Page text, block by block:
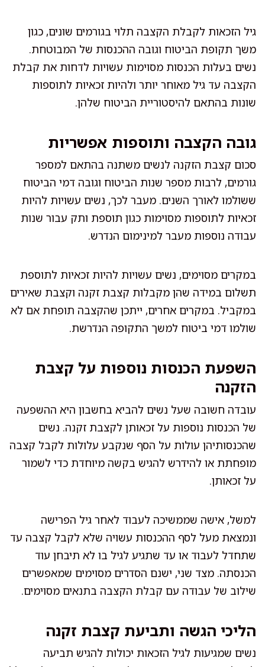
גיל הזכאות לקבלת הקצבה תלוי בגורמים שונים, כגון
משך תקופת הביטוח וגובה ההכנסות של המבוטחת.
נשים בעלות הכנסות מסוימות עשויות לדחות את קבלת
הקצבה עד גיל מאוחר יותר ולהיות זכאיות לתוספות
שונות בהתאם להיסטוריית הביטוח שלהן.
גובה הקצבה ותוספות אפשריות
סכום קצבת הזקנה לנשים משתנה בהתאם למספר
גורמים, לרבות מספר שנות הביטוח וגובה דמי הביטוח
ששולמו לאורך השנים. מעבר לכך, נשים עשויות להיות
זכאיות לתוספות מסוימות כגון תוספת ותק עבור שנות
עבודה נוספות מעבר למינימום הנדרש.
במקרים מסוימים, נשים עשויות להיות זכאיות לתוספת
תשלום במידה שהן מקבלות קצבת זקנה וקצבת שאירים
במקביל. במקרים אחרים, ייתכן שהקצבה תופחת אם לא
שולמו דמי ביטוח למשך התקופה הנדרשת.
השפעת הכנסות נוספות על קצבת
הזקנה
עובדה חשובה שעל נשים להביא בחשבון היא ההשפעה
של הכנסות נוספות על זכאותן לקצבת זקנה. נשים
שהכנסותיהן עולות על הסף שנקבע עלולות לקבל קצבה
מופחתת או להידרש להגיש בקשה מיוחדת כדי לשמור
על זכאותן.
למשל, אישה שממשיכה לעבוד לאחר גיל הפרישה
ונמצאת מעל לסף ההכנסות עשויה שלא לקבל קצבה עד
שתחדל לעבוד או עד שתגיע לגיל בו לא תיבחן עוד
הכנסתה. מצד שני, ישנם הסדרים מסוימים שמאפשרים
שילוב של עבודה עם קבלת הקצבה בתנאים מסוימים.
הליכי הגשה ותביעת קצבת זקנה
נשים שמגיעות לגיל הזכאות יכולות להגיש תביעה